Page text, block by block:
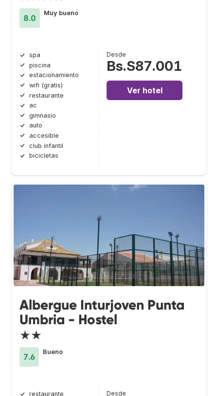
8.0
Muy bueno
spa
piscina
estacionamiento
wifi (gratis)
restaurante
ac
gimnasio
auto
accesible
club infantil
bicicletas
Desde
Bs.S87.001
Ver hotel
Albergue Inturjoven Punta
Umbria - Hostel
★★
7.6
Bueno
restaurante
Desde